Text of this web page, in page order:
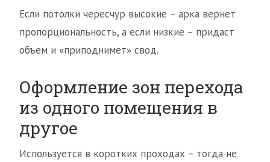
Если потолки чересчур высокие – арка вернет
пропорциональность, а если низкие – придаст
объем и «приподнимет» свод.
Оформление зон перехода
из одного помещения в
другое
Используется в коротких проходах – тогда не